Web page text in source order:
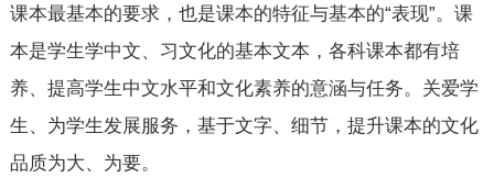
课本最基本的要求，也是课本的特征与基本的“表现”。课
本是学生学中文、习文化的基本文本，各科课本都有培
养、提高学生中文水平和文化素养的意涵与任务。 关爱学
生、 为学生发展服务， 基于文字、细节，提升课本的文化
品质为大、为要。